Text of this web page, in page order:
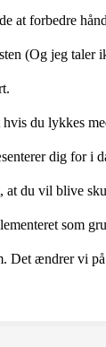
at forbedre
(Og jeg taler
du lykkes
dig for i
at du vil blive
som
Det ændrer vi